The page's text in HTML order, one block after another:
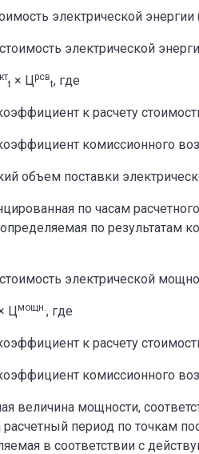
электрической
электрической
t× Црсв
t, где
к расчету
комиссионного
объем поставки
по часам
по результатам
электрической
Цмощн., где
к расчету
комиссионного
величина мощности,
период по точкам
в соответствии с